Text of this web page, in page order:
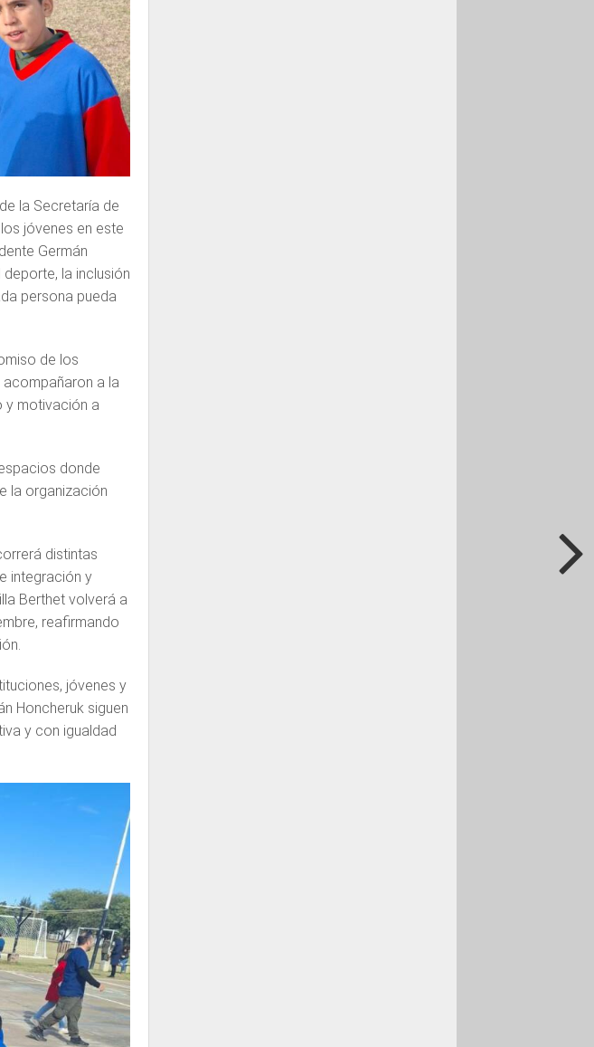
la Secretaría de
jóvenes en este
Germán
la inclusión
persona pueda
de los
acompañaron a la
y motivación a
donde
la organización
distintas
integración y
Berthet volverá a
reafirmando
jóvenes y
Honcheruk siguen
y con igualdad